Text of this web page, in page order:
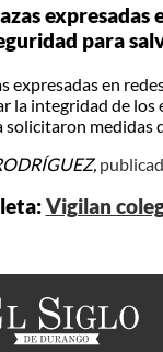
para
expresadas en
la integridad de los
solicitaron medidas
Vigilan